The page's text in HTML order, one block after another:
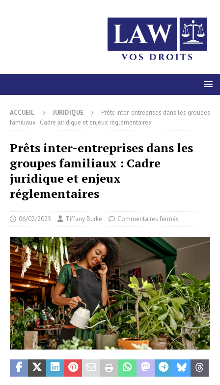
ACCUEIL JURIDIQUE
Prêts inter-entreprises dans les groupes
familiaux : Cadre juridique et enjeux réglementaires
Prêts inter-entreprises dans les
groupes familiaux : Cadre
juridique et enjeux
réglementaires
06/02/2025 Tiffany Burke Commentaires fermés